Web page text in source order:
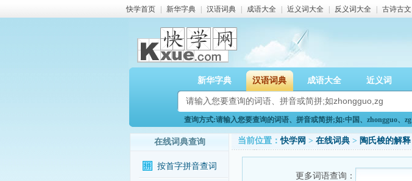
快学首页 新华字典 汉语词典 成语大全 近义词大全 反义词大全 古诗古文
新华字典 汉语词典 成语大全 近义词
查询方式:请输入您要查询的词语、拼音或简拼;如:中国、zhongguo、zg
在线词典查询
按首字拼音查词
当前位置：快学网 > 在线词典 > 陶氏梭的解释
更多词语查询：